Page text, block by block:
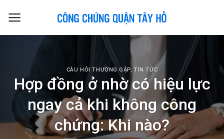
CÂU HỎI THƯỜNG GẶP,TIN TỨC
Hợp đồng ở nhờ có hiệu lực
ngay cả khi không công
chứng: Khi nào?